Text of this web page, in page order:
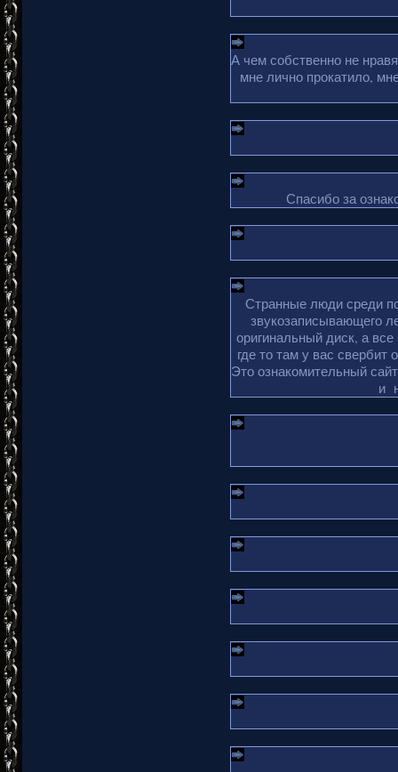
А чем собственно не
мне лично прокатило,
Спасибо за
Странные люди среди
звукозаписывающего
оригинальный диск, а
где то там у вас свербит
Это ознакомительный
и